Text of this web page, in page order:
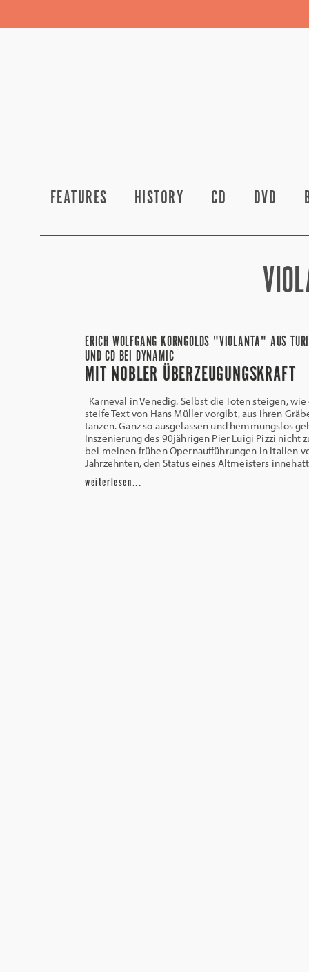
FEATURES HISTORY CD DVD
ERICH WOLFGANG KORNGOLDS "VIOLANTA" AUS
UND CD BEI DYNAMIC
MIT NOBLER ÜBERZEUGUNGSKRAFT
Karneval in Venedig. Selbst die Toten steigen, wie
steife Text von Hans Müller vorgibt, aus ihren
tanzen. Ganz so ausgelassen und hemmungslos
Inszenierung des 90jährigen Pier Luigi Pizzi nicht
bei meinen frühen Opernaufführungen in Italien
Jahrzehnten, den Status eines Altmeisters
weiterlesen...